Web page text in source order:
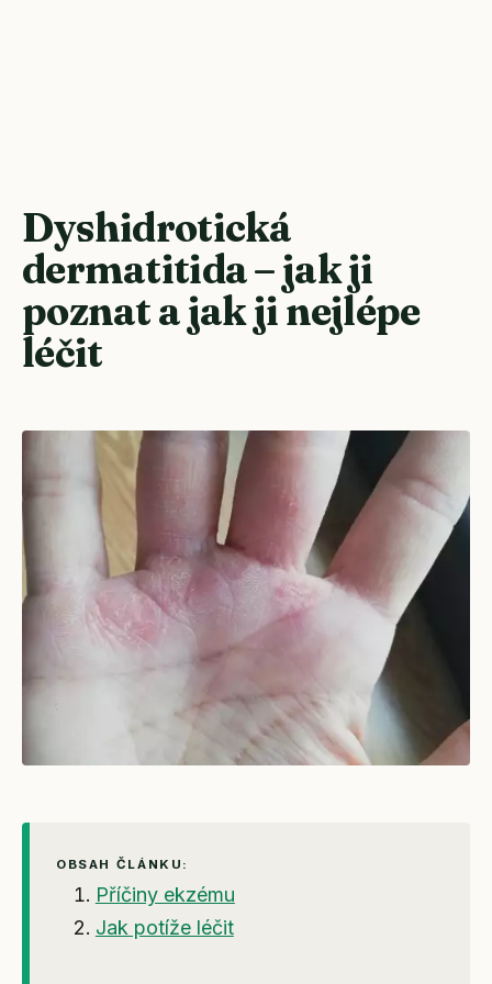
Dyshidrotická
dermatitida – jak ji
poznat a jak ji nejlépe
léčit
OBSAH ČLÁNKU:
Příčiny ekzému
Jak potíže léčit